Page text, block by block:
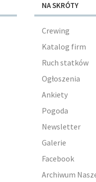
NA SKRÓTY
Crewing
Katalog firm
Ruch statków
Ogłoszenia
Ankiety
Pogoda
Newsletter
Galerie
Facebook
Archiwum